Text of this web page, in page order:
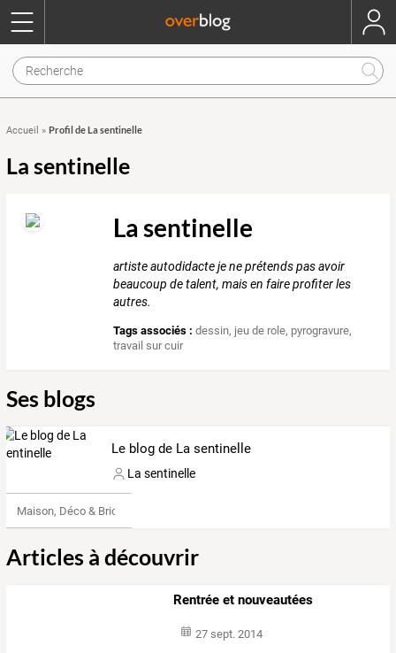
Accueil » Profil de La sentinelle
La sentinelle
La sentinelle
artiste autodidacte je ne prétends pas avoir
beaucoup de talent, mais en faire profiter les
autres.
Tags associés : dessin, jeu de role, pyrogravure,
travail sur cuir
Ses blogs
Le blog de La sentinelle
La sentinelle
Maison, Déco & Bricolage
Articles à découvrir
Rentrée et nouveautées
27 sept. 2014